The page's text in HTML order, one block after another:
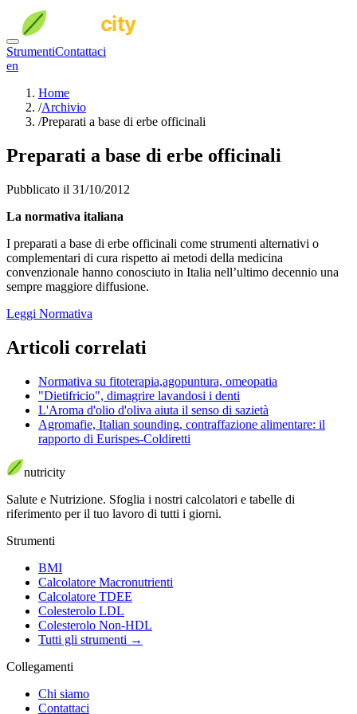
StrumentiContattaci
en
Home
/Archivio
/Preparati a base di erbe officinali
Preparati a base di erbe officinali
Pubblicato il 31/10/2012
La normativa italiana
I preparati a base di erbe officinali come strumenti alternativi o
complementari di cura rispetto ai metodi della medicina
convenzionale hanno conosciuto in Italia nell’ultimo decennio una
sempre maggiore diffusione.
Leggi Normativa
Articoli correlati
Normativa su fitoterapia,agopuntura, omeopatia
"Dietifricio", dimagrire lavandosi i denti
L'Aroma d'olio d'oliva aiuta il senso di sazietà
Agromafie, Italian sounding, contraffazione alimentare: il
rapporto di Eurispes-Coldiretti
nutricity
Salute e Nutrizione. Sfoglia i nostri calcolatori e tabelle di
riferimento per il tuo lavoro di tutti i giorni.
Strumenti
BMI
Calcolatore Macronutrienti
Calcolatore TDEE
Colesterolo LDL
Colesterolo Non-HDL
Tutti gli strumenti →
Collegamenti
Chi siamo
Contattaci